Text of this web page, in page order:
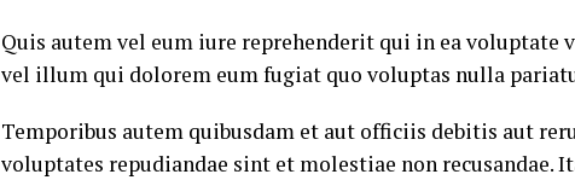
Quis autem vel eum iure reprehenderit qui in ea voluptate
vel illum qui dolorem eum fugiat quo voluptas nulla
Temporibus autem quibusdam et aut officiis debitis aut
voluptates repudiandae sint et molestiae non recusandae.